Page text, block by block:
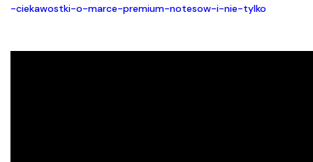
-ciekawostki-o-marce-premium-notesow-i-nie-tylko